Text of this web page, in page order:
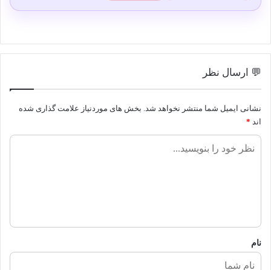
💬 ارسال نظر
نشانی ایمیل شما منتشر نخواهد شد. بخش های موردنیاز علامت گذاری شده
اند *
نام